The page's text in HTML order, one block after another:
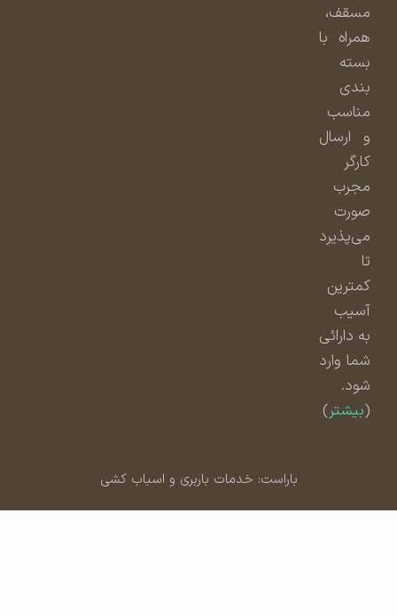
مسقف،
همراه با
بسته
بندی
مناسب
و ارسال
مجرب
صورت
می‌پذیرد
کمترین
آسیب
به دارائی
شما وارد
شود.
بیشتر)
باراست: خدمات باربری و اسباب کشی